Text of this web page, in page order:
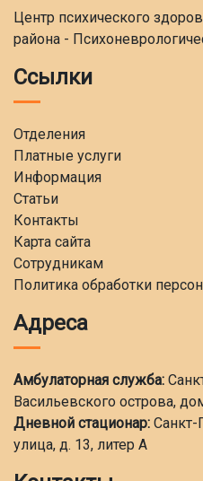
Центр психического
района -
Ссылки
Отделения
Платные услуги
Информация
Статьи
Контакты
Карта сайта
Сотрудникам
Политика обработки
Адреса
Амбулаторная служба:
Васильевского острова,
Дневной стационар: Санкт-
улица, д. 13, литер А